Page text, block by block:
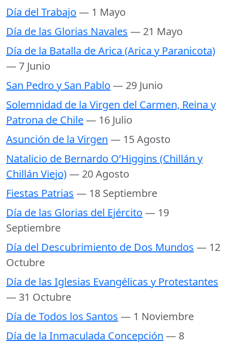
Día del Trabajo — 1 Mayo
Día de las Glorias Navales — 21 Mayo
Día de la Batalla de Arica (Arica y Paranicota)
— 7 Junio
San Pedro y San Pablo — 29 Junio
Solemnidad de la Virgen del Carmen, Reina y
Patrona de Chile— 16 Julio
Asunción de la Virgen — 15 Agosto
Natalicio de Bernardo O’Higgins (Chillán y
Chillán Viejo)— 20 Agosto
Fiestas Patrias — 18 Septiembre
Día de las Glorias del Ejército — 19
Septiembre
Día del Descubrimiento de Dos Mundos — 12
Octubre
Día de las Iglesias Evangélicas y Protestantes
— 31 Octubre
Día de Todos los Santos — 1 Noviembre
Día de la Inmaculada Concepción — 8